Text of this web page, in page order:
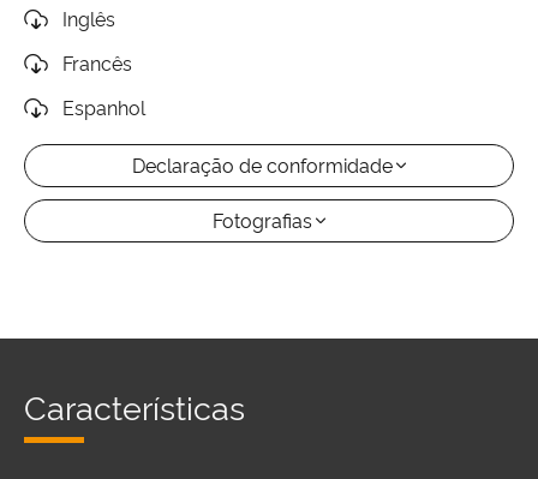
Declaração de conformidade
Fotografias
Inglês
Francês
Espanhol
Características